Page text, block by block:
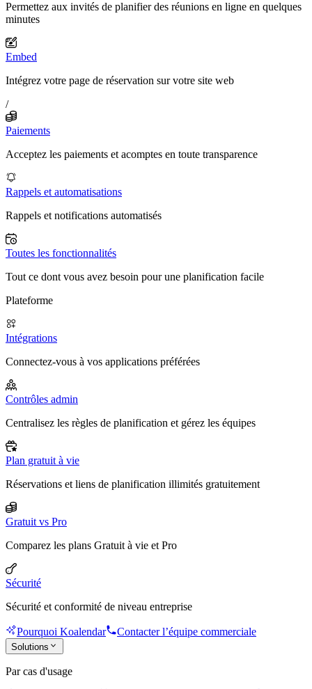
Permettez aux invités de planifier des réunions en ligne en quelques
minutes
Embed
Intégrez votre page de réservation sur votre site web
/
Paiements
Acceptez les paiements et acomptes en toute transparence
Rappels et automatisations
Rappels et notifications automatisés
Toutes les fonctionnalités
Tout ce dont vous avez besoin pour une planification facile
Plateforme
Intégrations
Connectez-vous à vos applications préférées
Contrôles admin
Centralisez les règles de planification et gérez les équipes
Plan gratuit à vie
Réservations et liens de planification illimités gratuitement
Gratuit vs Pro
Comparez les plans Gratuit à vie et Pro
Sécurité
Sécurité et conformité de niveau entreprise
Pourquoi Koalendar Contacter l’équipe commerciale
Solutions
Par cas d'usage